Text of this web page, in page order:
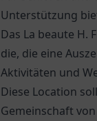
Unterstützung
Das La beaute H.
die, die eine
Aktivitäten und
Diese Location
Gemeinschaft